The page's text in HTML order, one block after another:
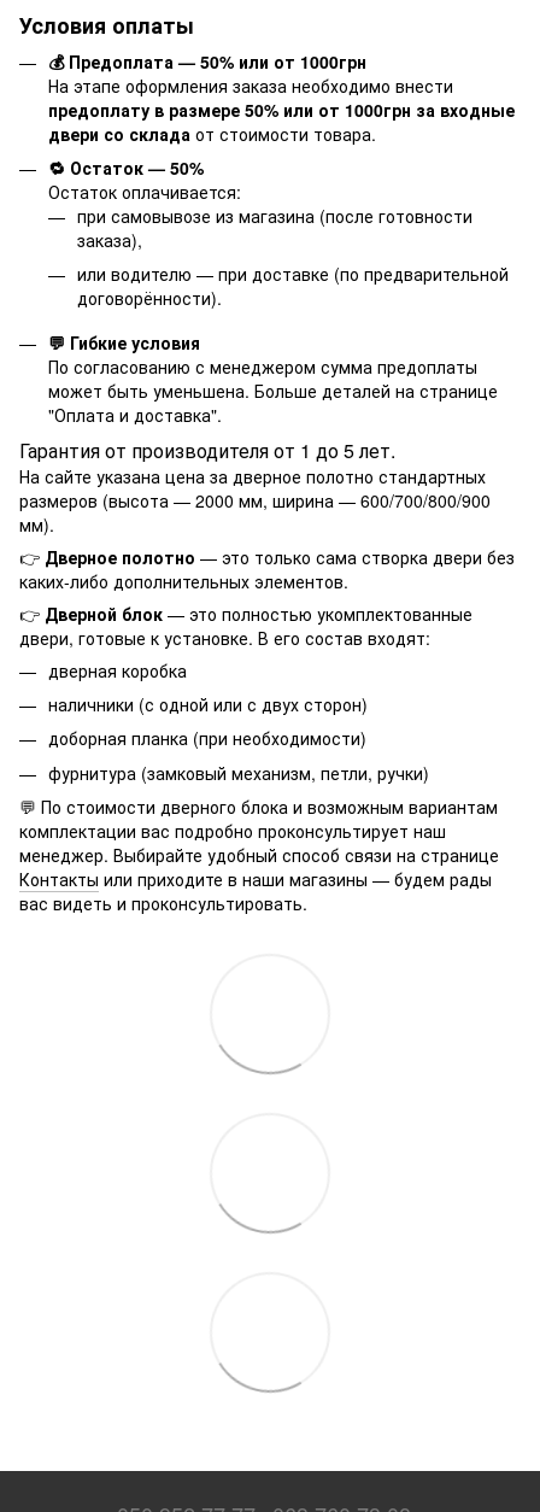
Условия оплаты
💰 Предоплата — 50% или от 1000грн
На этапе оформления заказа необходимо внести
предоплату в размере 50% или от 1000грн за входные
двери со склада от стоимости товара.
🔁 Остаток — 50%
Остаток оплачивается:
при самовывозе из магазина (после готовности
заказа),
или водителю — при доставке (по предварительной
договорённости).
💬 Гибкие условия
По согласованию с менеджером сумма предоплаты
может быть уменьшена. Больше деталей на странице
"Оплата и доставка".
Гарантия от производителя от 1 до 5 лет.
На сайте указана цена за дверное полотно стандартных
размеров (высота — 2000 мм, ширина — 600/700/800/900
мм).
👉 Дверное полотно — это только сама створка двери без
каких-либо дополнительных элементов.
👉 Дверной блок — это полностью укомплектованные
двери, готовые к установке. В его состав входят:
дверная коробка
наличники (с одной или с двух сторон)
доборная планка (при необходимости)
фурнитура (замковый механизм, петли, ручки)
💬 По стоимости дверного блока и возможным вариантам
комплектации вас подробно проконсультирует наш
менеджер. Выбирайте удобный способ связи на странице
Контакты или приходите в наши магазины — будем рады
вас видеть и проконсультировать.